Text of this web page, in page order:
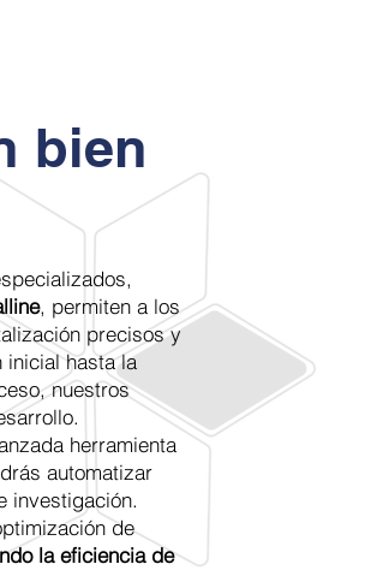
bien
, permiten a los
precisos y
inicial hasta la
nuestros
herramienta
automatizar
investigación.
de
la eficiencia de